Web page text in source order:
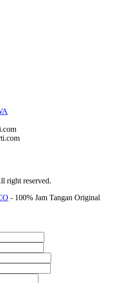
right reserved.
- 100% Jam Tangan Original